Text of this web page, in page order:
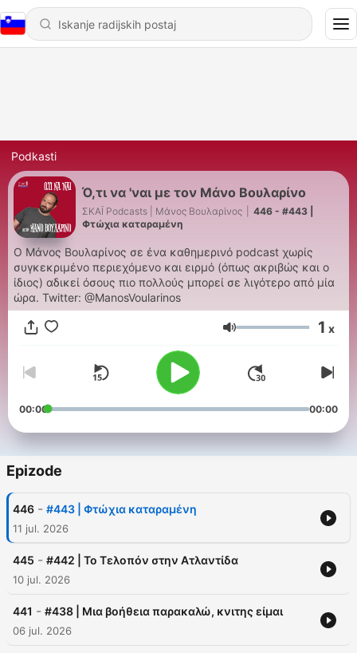
Podkasti
Ό,τι να 'ναι με τον Μάνο Βουλαρίνο
ΣΚΑΪ Podcasts | Μάνος Βουλαρίνος
446 - #443 |
Φτώχια καταραμένη
Ο Μάνος Βουλαρίνος σε ένα καθημερινό podcast χωρίς
συγκεκριμένο περιεχόμενο και ειρμό (όπως ακριβώς και ο
ίδιος) αδικεί όσους πιο πολλούς μπορεί σε λιγότερο από μία
ώρα. Twitter: @ManosVoularinos
Glasnost 1 x
00:00 00:00
Epizode
446 - #443 | Φτώχια καταραμένη
11 jul. 2026
445 - #442 | Το Τελοπόν στην Ατλαντίδα
10 jul. 2026
441 - #438 | Μια βοήθεια παρακαλώ, κνιτης είμαι
06 jul. 2026